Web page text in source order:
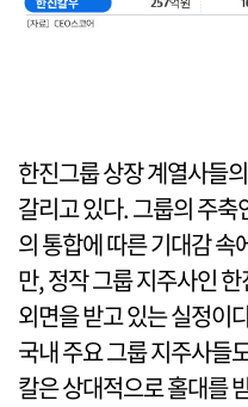
한진그룹 상장 계열사들
갈리고 있다. 그룹의 주
의 통합에 따른 기대감 속
만, 정작 그룹 지주사인
외면을 받고 있는 실정이
국내 주요 그룹 지주사들
칼은 상대적으로 홀대를